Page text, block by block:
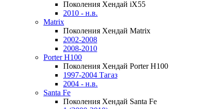
Поколения Хендай iX55
2010 - н.в.
Matrix
Поколения Хендай Matrix
2002-2008
2008-2010
Porter H100
Поколения Хендай Porter H100
1997-2004 Тагаз
2004 - н.в.
Santa Fe
Поколения Хендай Santa Fe